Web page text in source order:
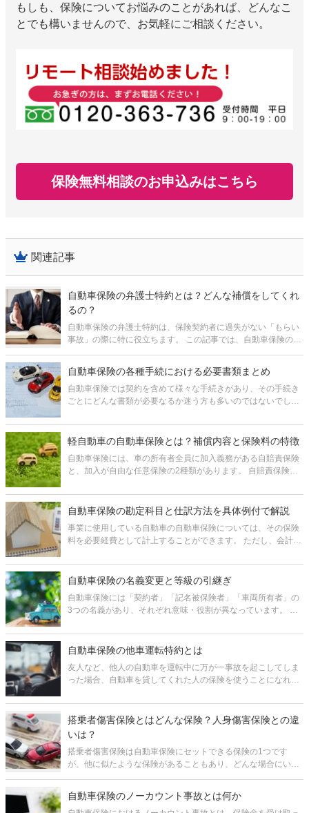
もしも、保険についてお悩みのことがあれば、どんなこ
とでも構いませんので、お気軽にご相談ください。
保険無料相談のお申込みはこちら
関連記事
自動車保険の弁護士特約とは？どんな補償をしてくれ
るの？
自動車保険の弁護士特約は、保険契約者に過失がない「もらい
事故」の際に特に役立ちます。 この記事では、自動車保険の弁
ど、特約をつけるか判断するのに必要な情報をまとめていま
す。 弁護士特約をつ
自動車保険の各種手続における必要書類まとめ
自動車保険では契約を含めて様々な手続きがあり、その手続き
ごとにどんな書類が必要なるか迷う方も多いのではないでしょ
必要になるかまとめて紹介しています。 1.【手続き別】自動車
保険の必要
軽自動車の自動車保険とは？補償内容と保険料の特徴
自動車保険には、車の所有者全員に加入義務がある自賠責保険
と、加入が自由な任意保険の2種類があります。 自賠責保険は
で自身や物損については補償されないため、万一の備えとして
は心もとないと言わざるを
自動車保険の勘定科目と仕訳方法を具体例付で解説
事業に使用している自動車の自動車保険については、その保険
料を必要経費として計上することができます。 ただし、会計処
ように仕訳するとよいか、分かりにくいことがあります。特
に、契約期間が「●年」など
自動車保険の名義変更と等級の引継ぎ
自動車保険には「契約者」「記名被保険者」「車両所有者」の
3つの名義があり、それぞれ意味・役割が異なっています。 そ
ん。 また、特に記名被保険者の名義変更の場合、自動車保険の
割引率を示す等級
自動車保険の他車運転特約とは
友人など、他人の自動車を運転中に万が一事故を起こしてしま
った場合、自動車を貸してくれた人の保険を使うことになれ
んな時に役立つのが他車運転特約です。 他車運転特約とは、他
人の自動車を一時的
搭乗者傷害保険とはどんな保険？人身傷害保険との違
いは？
搭乗者傷害保険は自動車保険にセットできる保険の1つです
が、他に似たような保険があることもあり、どんな場合にいく
は、搭乗者傷害保険がどんな保険かということ、どんな場合に
どんな補償が行われるか、そも
自動車保険のノーカウント事故とは何か